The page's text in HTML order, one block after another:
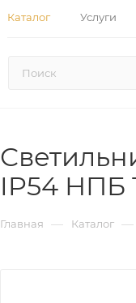
Каталог Услуги
IP54 НПБ
Главная — Каталог —